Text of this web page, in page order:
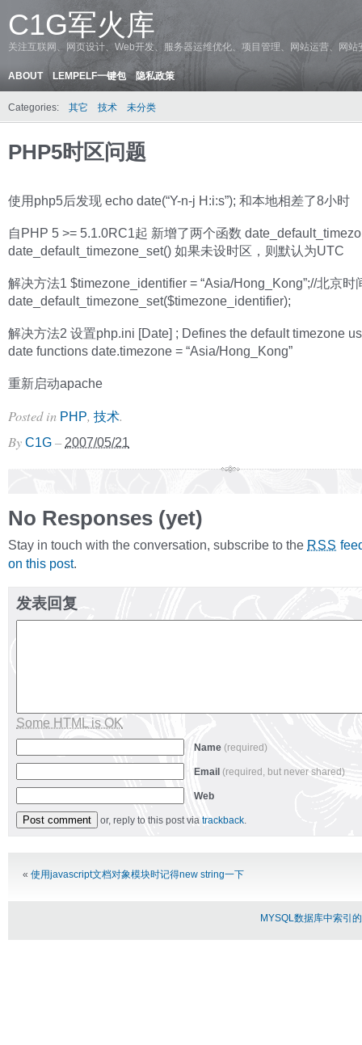
C1G军火库
关注互联网、网页设计、Web开发、服务器运维优化、项目管理、网站运营、网
ABOUT LEMPELF一键包 隐私政策
Categories: 其它 技术 未分类
PHP5时区问题
使用php5后发现 echo date(“Y-n-j H:i:s”); 和本地相差了8小时
自PHP 5 >= 5.1.0RC1起 新增了两个函数
date_default_timezone_set() 如果未设时区，则默认为UTC
解决方法1 $timezone_identifier = “Asia/Hong_Kong”;//北京时
date_default_timezone_set($timezone_identifier);
解决方法2 设置php.ini [Date] ; Defines the default timezone
date functions date.timezone = “Asia/Hong_Kong”
重新启动apache
Posted in PHP, 技术.
By C1G – 2007/05/21
No Responses (yet)
Stay in touch with the conversation, subscribe to the RSS
on this post.
发表回复
Some HTML is OK
Name (required)
Email (required, but never shared)
Web
or, reply to this post via trackback.
« 使用javascript文档对象模块时记得new string一下
MYSQL数据库中索引